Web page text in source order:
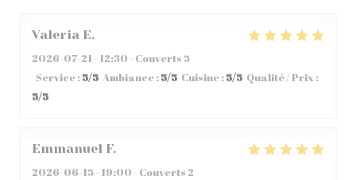
Valeria E
2026-07-21 - 12:30 - Couverts 5
Service :5/5 Ambiance :5/5 Cuisine :5/5 Qualité / Prix :
5/5
Emmanuel F
2026-06-15- 19:00 - Couverts 2